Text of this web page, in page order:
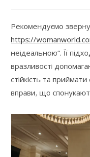
Рекомендуємо
https://
неідеальною”. Її
вразливості
стійкість та
вправи, що